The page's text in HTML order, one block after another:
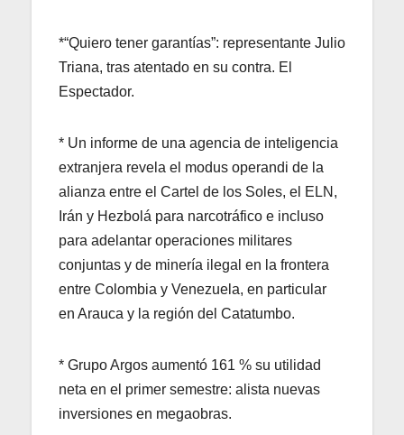
*“Quiero tener garantías”: representante Julio
Triana, tras atentado en su contra. El
Espectador.
* Un informe de una agencia de inteligencia
extranjera revela el modus operandi de la
alianza entre el Cartel de los Soles, el ELN,
Irán y Hezbolá para narcotráfico e incluso
para adelantar operaciones militares
conjuntas y de minería ilegal en la frontera
entre Colombia y Venezuela, en particular
en Arauca y la región del Catatumbo.
* Grupo Argos aumentó 161 % su utilidad
neta en el primer semestre: alista nuevas
inversiones en megaobras.